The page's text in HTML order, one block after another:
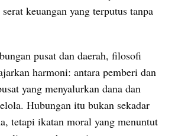
keuangan yang terputus tanpa
pusat dan daerah, filosofi
harmoni: antara pemberi dan
yang menyalurkan dana dan
Hubungan itu bukan sekadar
tetapi ikatan moral yang menuntut